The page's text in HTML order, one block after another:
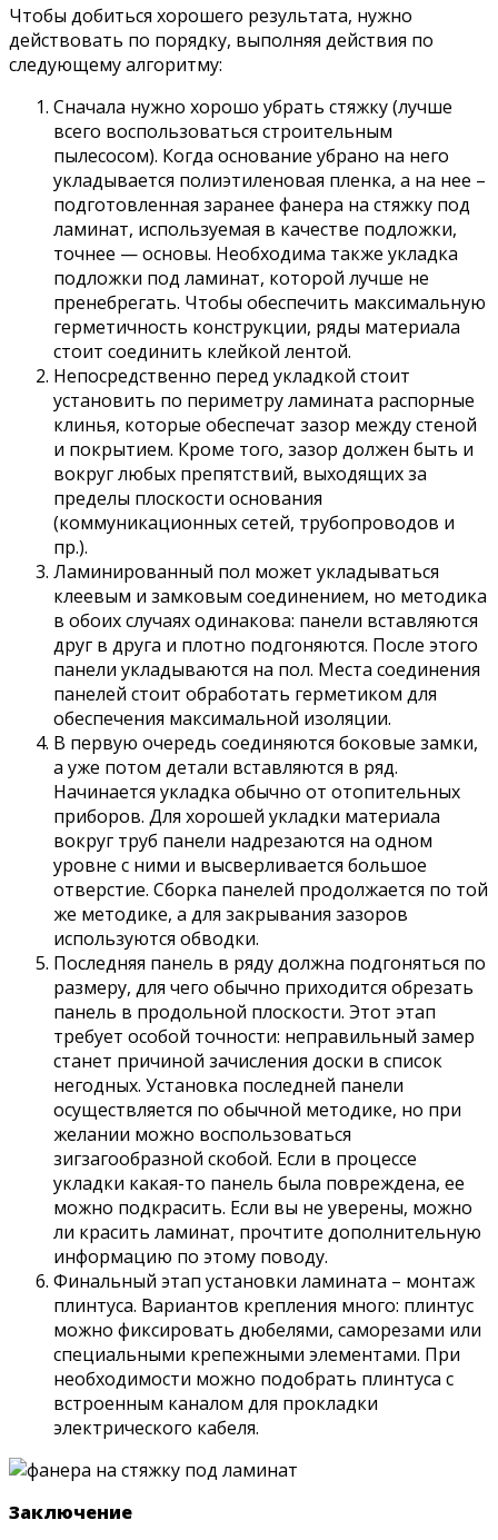
Чтобы добиться хорошего результата, нужно
действовать по порядку, выполняя действия по
следующему алгоритму:
Сначала нужно хорошо убрать стяжку (лучше
всего воспользоваться строительным
пылесосом). Когда основание убрано на него
укладывается полиэтиленовая пленка, а на нее –
подготовленная заранее фанера на стяжку под
ламинат, используемая в качестве подложки,
точнее — основы. Необходима также укладка
подложки под ламинат, которой лучше не
пренебрегать. Чтобы обеспечить максимальную
герметичность конструкции, ряды материала
стоит соединить клейкой лентой.
Непосредственно перед укладкой стоит
установить по периметру ламината распорные
клинья, которые обеспечат зазор между стеной
и покрытием. Кроме того, зазор должен быть и
вокруг любых препятствий, выходящих за
пределы плоскости основания
(коммуникационных сетей, трубопроводов и
пр.).
Ламинированный пол может укладываться
клеевым и замковым соединением, но методика
в обоих случаях одинакова: панели вставляются
друг в друга и плотно подгоняются. После этого
панели укладываются на пол. Места соединения
панелей стоит обработать герметиком для
обеспечения максимальной изоляции.
В первую очередь соединяются боковые замки,
а уже потом детали вставляются в ряд.
Начинается укладка обычно от отопительных
приборов. Для хорошей укладки материала
вокруг труб панели надрезаются на одном
уровне с ними и высверливается большое
отверстие. Сборка панелей продолжается по той
же методике, а для закрывания зазоров
используются обводки.
Последняя панель в ряду должна подгоняться по
размеру, для чего обычно приходится обрезать
панель в продольной плоскости. Этот этап
требует особой точности: неправильный замер
станет причиной зачисления доски в список
негодных. Установка последней панели
осуществляется по обычной методике, но при
желании можно воспользоваться
зигзагообразной скобой. Если в процессе
укладки какая-то панель была повреждена, ее
можно подкрасить. Если вы не уверены, можно
ли красить ламинат, прочтите дополнительную
информацию по этому поводу.
Финальный этап установки ламината – монтаж
плинтуса. Вариантов крепления много: плинтус
можно фиксировать дюбелями, саморезами или
специальными крепежными элементами. При
необходимости можно подобрать плинтуса с
встроенным каналом для прокладки
электрического кабеля.
Заключение